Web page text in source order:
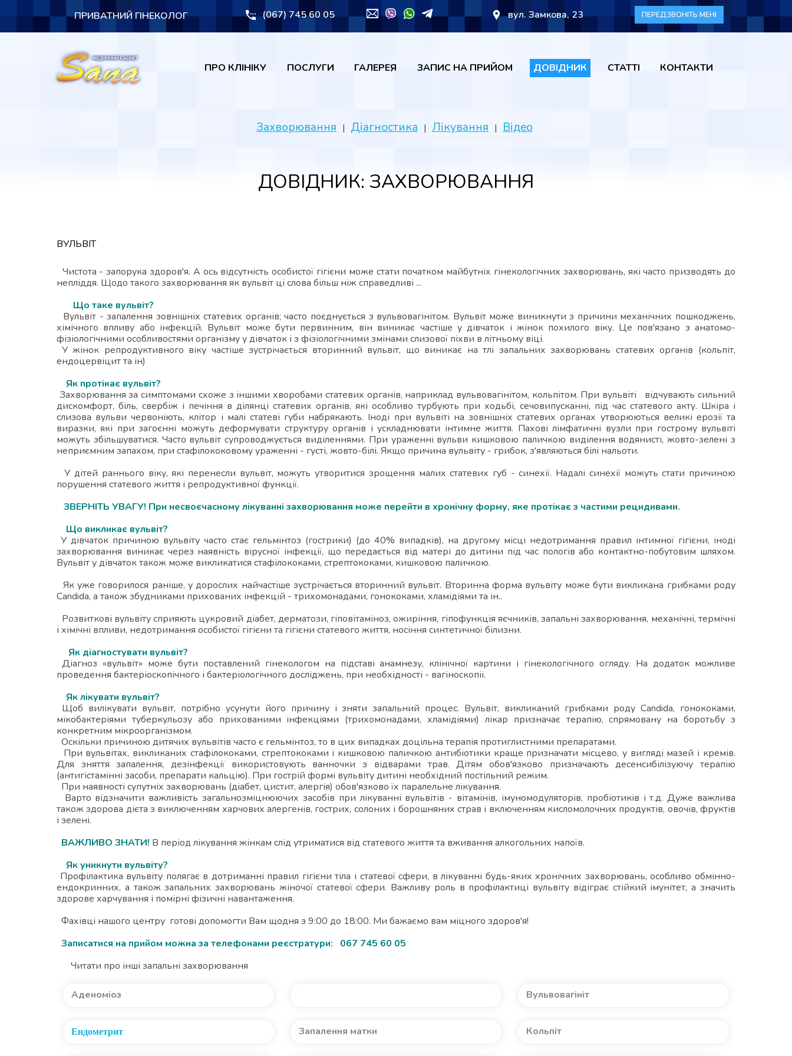
ПРИВАТНИЙ ГІНЕКОЛОГ (067) 745 60 05 вул. Замкова, 23 ПЕРЕДЗВОНІТЬ МЕНІ
ПРО КЛІНІКУ ПОСЛУГИ ГАЛЕРЕЯ ЗАПИС НА ПРИЙОМ ДОВІДНИК СТАТТІ КОНТАКТИ
Захворювання Діагностика Лікування Відео
ДОВІДНИК: ЗАХВОРЮВАННЯ
ВУЛЬВІТ
Чистота - запорука здоров'я. А ось відсутність особистої гігієни може стати початком майбутніх гінекологічних захворювань, які часто призводять до
непліддя. Щодо такого захворювання як вульвіт ці слова більш ніж справедливі ...
Що таке вульвіт?
Вульвіт - запалення зовнішніх статевих органів; часто поєднується з вульвовагінітом. Вульвіт може виникнути з причини механічних пошкоджень,
хімічного впливу або інфекцій. Вульвіт може бути первинним, він виникає частіше у дівчаток і жінок похилого віку. Це пов'язано з анатомо-
фізіологічними особливостями організму у дівчаток і з фізіологічними змінами слизової піхви в літньому віці.
У жінок репродуктивного віку частіше зустрічається вторинний вульвіт, що виникає на тлі запальних захворювань статевих органів (кольпіт,
ендоцервіцит та ін)
Як протікає вульвіт?
Захворювання за симптомами схоже з іншими хворобами статевих органів, наприклад вульвовагінітом, кольпітом. При вульвіті відчувають сильний
дискомфорт, біль, свербіж і печіння в ділянці статевих органів, які особливо турбують при ходьбі, сечовипусканні, під час статевого акту. Шкіра і
слизова вульви червоніють, клітор і малі статеві губи набрякають. Іноді при вульвіті на зовнішніх статевих органах утворюються великі ерозії та
виразки, які при загоєнні можуть деформувати структуру органів і ускладнювати інтимне життя. Пахові лімфатичні вузли при гострому вульвіті
можуть збільшуватися. Часто вульвіт супроводжується виділеннями. При ураженні вульви кишковою паличкою виділення водянисті, жовто-зелені з
неприємним запахом, при стафілококовому ураженні - густі, жовто-білі. Якщо причина вульвіту - грибок, з'являються білі нальоти.
У дітей раннього віку, які перенесли вульвіт, можуть утворитися зрощення малих статевих губ - синехії. Надалі синехії можуть стати причиною
порушення статевого життя і репродуктивної функції.
ЗВЕРНІТЬ УВАГУ! При несвоєчасному лікуванні захворювання може перейти в хронічну форму, яке протікає з частими рецидивами.
Що викликає вульвіт?
У дівчаток причиною вульвіту часто стає гельмінтоз (гострики) (до 40% випадків), на другому місці недотримання правил інтимної гігієни, іноді
захворювання виникає через наявність вірусної інфекції, що передається від матері до дитини під час пологів або контактно-побутовим шляхом.
Вульвіт у дівчаток також може викликатися стафілококами, стрептококами, кишковою паличкою.
Як уже говорилося раніше, у дорослих найчастіше зустрічається вторинний вульвіт. Вторинна форма вульвіту може бути викликана грибками роду
Candida, а також збудниками прихованих інфекцій - трихомонадами, гонококами, хламідіями та ін..
Розвиткові вульвіту сприяють цукровий діабет, дерматози, гіповітаміноз, ожиріння, гіпофункція яєчників, запальні захворювання, механічні, термічні
і хімічні впливи, недотримання особистої гігієни та гігієни статевого життя, носіння синтетичної білизни.
Як діагностувати вульвіт?
Діагноз «вульвіт» може бути поставлений гінекологом на підставі анамнезу, клінічної картини і гінекологічного огляду. На додаток можливе
проведення бактеріоскопічного і бактеріологічного досліджень, при необхідності - вагіноскопіі.
Як лікувати вульвіт?
Щоб вилікувати вульвіт, потрібно усунути його причину і зняти запальний процес. Вульвіт, викликаний грибками роду Candida, гонококами,
мікобактеріями туберкульозу або прихованими інфекціями (трихомонадами, хламідіями) лікар призначає терапію, спрямовану на боротьбу з
конкретним мікроорганізмом.
Оскільки причиною дитячих вульвітів часто є гельмінтоз, то в цих випадках доцільна терапія протиглистними препаратами.
При вульвітах, викликаних стафілококами, стрептококами і кишковою паличкою антибіотики краще призначати місцево, у вигляді мазей і кремів.
Для зняття запалення, дезінфекції використовують ванночки з відварами трав. Дітям обов'язково призначають десенсибілізуючу терапію
(антигістамінні засоби, препарати кальцію). При гострій формі вульвіту дитині необхідний постільний режим.
При наявності супутніх захворювань (діабет, цистит, алергія) обов'язково їх паралельне лікування.
Варто відзначити важливість загальнозміцнюючих засобів при лікуванні вульвітів - вітамінів, імуномодуляторів, пробіотиків і т.д. Дуже важлива
також здорова дієта з виключенням харчових алергенів, гострих, солоних і борошняних страв і включенням кисломолочних продуктів, овочів, фруктів
і зелені.
ВАЖЛИВО ЗНАТИ! В період лікування жінкам слід утриматися від статевого життя та вживання алкогольних напоїв.
Як уникнути вульвіту?
Профілактика вульвіту полягає в дотриманні правил гігієни тіла і статевої сфери, в лікуванні будь-яких хронічних захворювань, особливо обмінно-
ендокринних, а також запальних захворювань жіночої статевої сфери. Важливу роль в профілактиці вульвіту відіграє стійкий імунітет, а значить
здорове харчування і помірні фізичні навантаження.
Фахівці нашого центру готові допомогти Вам щодня з 9:00 до 18:00. Ми бажаємо вам міцного здоров'я!
Записатися на прийом можна за телефонами реєстратури: 067 745 60 05
Читати про інші запальні захворювання
Аденоміоз
Вульвовагініт
Ендометрит Запалення матки Кольпіт